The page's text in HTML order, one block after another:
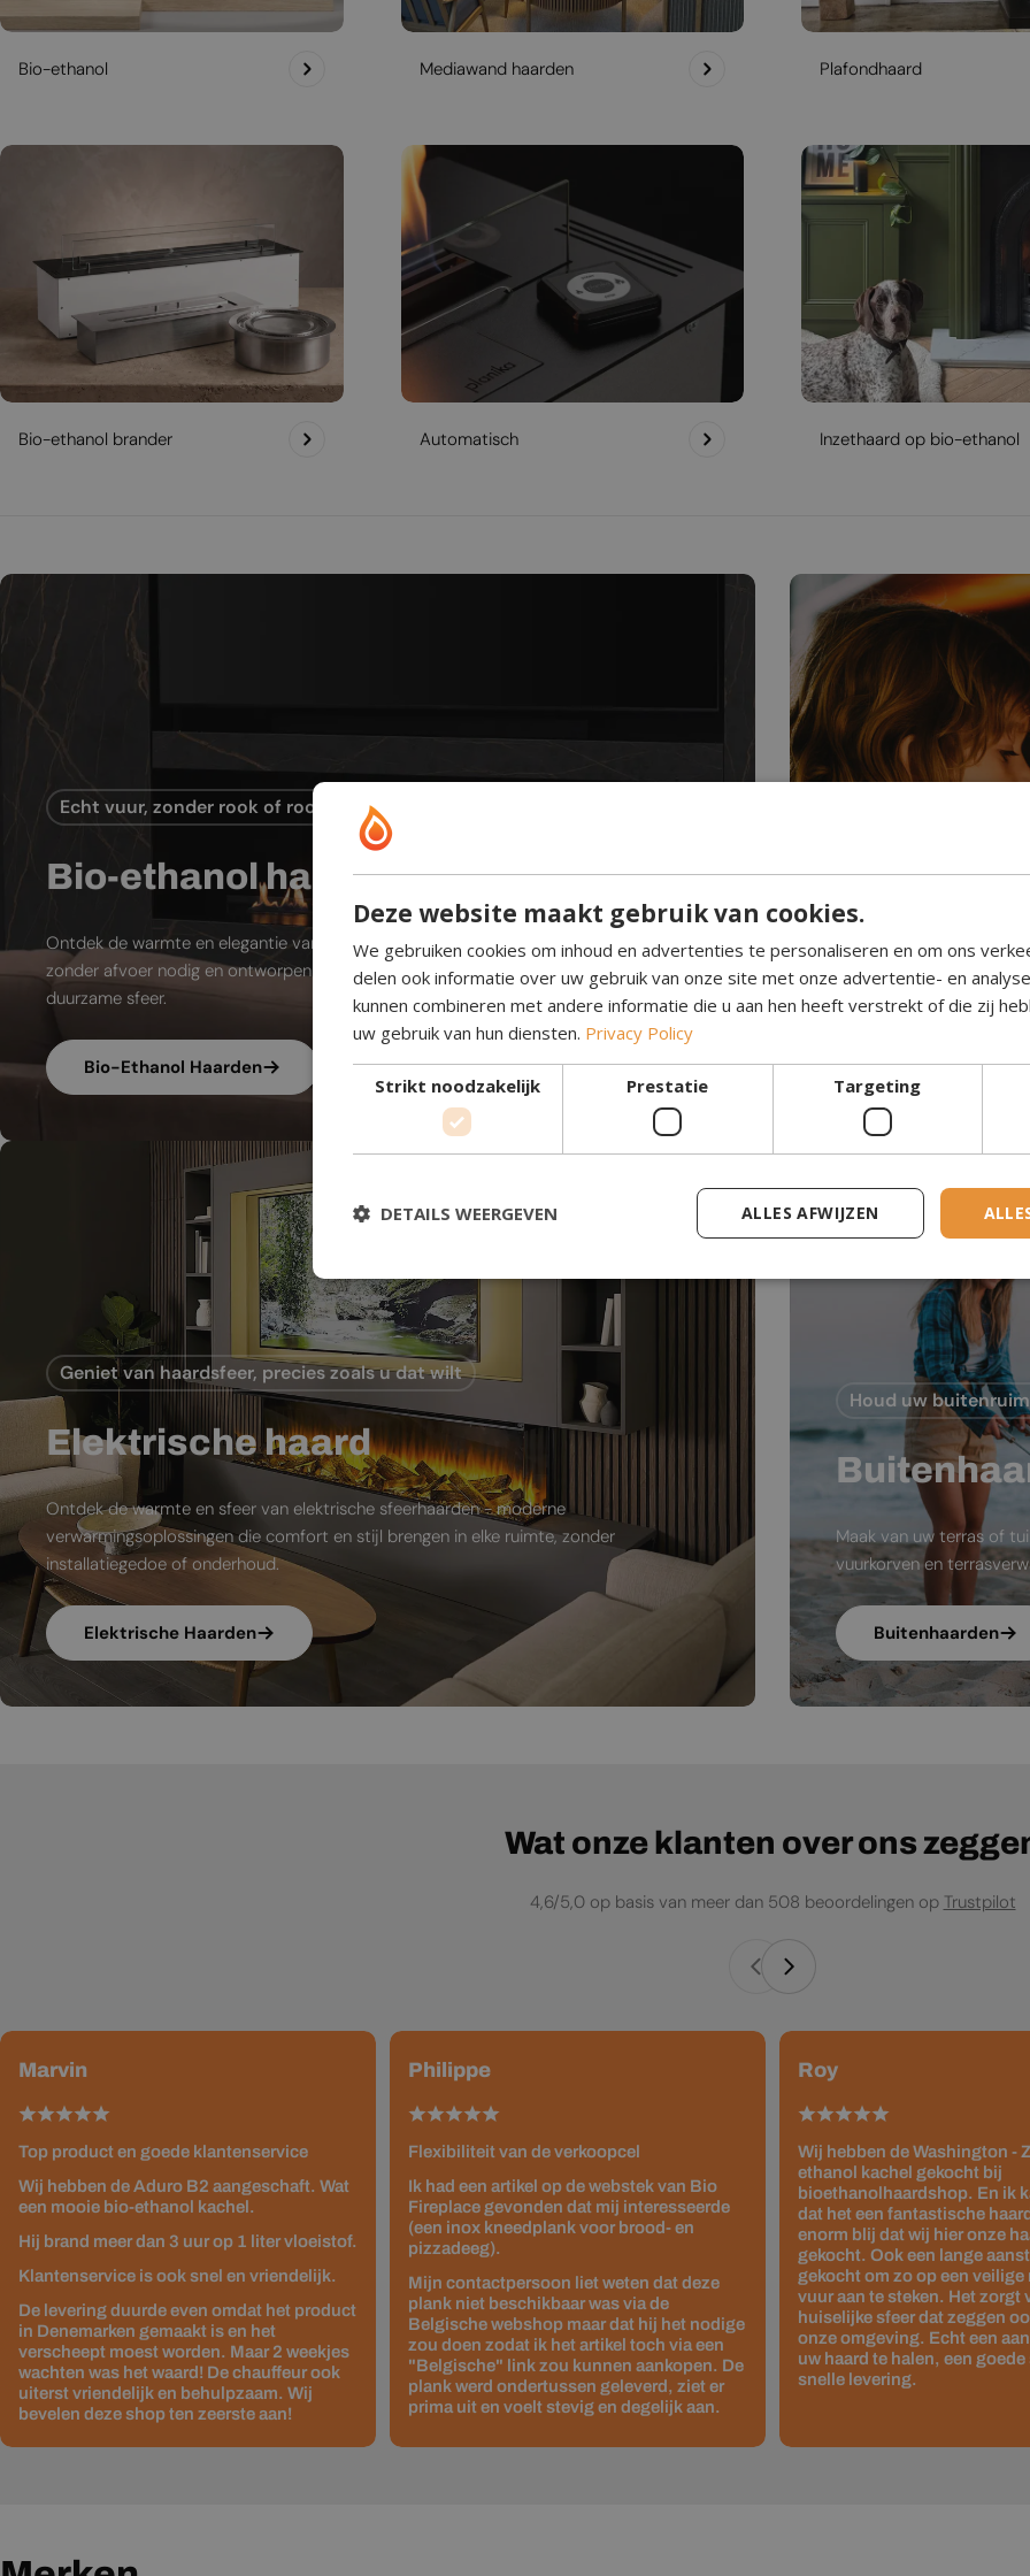
Bio-ethanol Mediawand haarden Plafondhaard
Bio-ethanol brander Automatisch Inzethaard op bio-ethanol
Echt vuur, zonder rook of rookkanaal
Bio-ethanol haard
Ontdek de warmte en elegantie van bio-ethanol sfeerhaarden. Schoon brandend,
zonder afvoer nodig en ontworpen voor moderne leefruimtes. Geef elke kamer een
duurzame sfeer.
Bio-Ethanol Haarden
Waterdamp haarden
Perfect voor elke
eenvoudig in gebruik.
Waterdamp
Geniet van haardsfeer, precies zoals u dat wilt
Elektrische haard
Ontdek de warmte en sfeer van elektrische sfeerhaarden - moderne
verwarmingsoplossingen die comfort en stijl brengen in elke ruimte, zonder
installatiegedoe of onderhoud.
Elektrische Haarden
Houd uw
Maak van uw terras of
vuurkorven en
Buitenhaarden
Wat onze klanten over ons
4,6/5,0 op basis van meer dan 508 beoordelingen op Trustpilot
Marvin
Top product en goede klantenservice
Wij hebben de Aduro B2 aangeschaft. Wat
een mooie bio-ethanol kachel.
Hij brand meer dan 3 uur op 1 liter vloeistof.
Klantenservice is ook snel en vriendelijk.
De levering duurde even omdat het product
in Denemarken gemaakt is en het
verscheept moest worden. Maar 2 weekjes
wachten was het waard! De chauffeur ook
uiterst vriendelijk en behulpzaam. Wij
bevelen deze shop ten zeerste aan!
Philippe
Flexibiliteit van de verkoopcel
Ik had een artikel op de webstek van Bio
Fireplace gevonden dat mij interesseerde
(een inox kneedplank voor brood- en
pizzadeeg).
Mijn contactpersoon liet weten dat deze
plank niet beschikbaar was via de
Belgische webshop maar dat hij het nodige
zou doen zodat ik het artikel toch via een
"Belgische" link zou kunnen aankopen. De
plank werd ondertussen geleverd, ziet er
prima uit en voelt stevig en degelijk aan.
Roy
Wij hebben de Washington -
ethanol kachel gekocht bij
bioethanolhaardshop. En ik
dat het een fantastische
enorm blij dat wij hier onze
gekocht. Ook een lange
gekocht om zo op een veilige
vuur aan te steken. Het zorgt
huiselijke sfeer dat zeggen
onze omgeving. Echt een
uw haard te halen, een goede
snelle levering.
Deze website maakt gebruik van cookies.
We gebruiken cookies om inhoud en advertenties te personaliseren en om ons
delen ook informatie over uw gebruik van onze site met onze advertentie- en
kunnen combineren met andere informatie die u aan hen heeft verstrekt of die zij
uw gebruik van hun diensten. Privacy Policy
Strikt noodzakelijk Prestatie Targeting
ALLES AFWIJZEN
DETAILS WEERGEVEN